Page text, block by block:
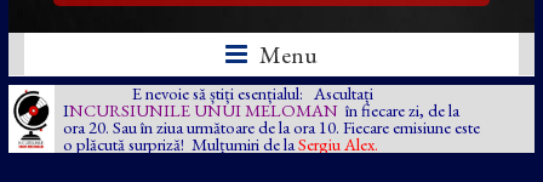
Menu
E nevoie să știți esențialul: Ascultați
INCURSIUNILE UNUI MELOMAN în fiecare zi, de la
ora 20. Sau în ziua următoare de la ora 10. Fiecare emisiune este
o plăcută surpriză! Mulțumiri de la Sergiu Alex.